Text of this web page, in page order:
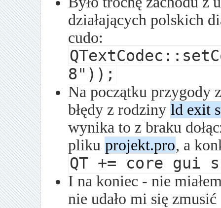
działających polskich
cudo:
8"));
Na początku przygody
błędy z rodziny ld exit
wynika to z braku
pliku projekt.pro, a
QT += core gui
I na koniec - nie
nie udało mi się